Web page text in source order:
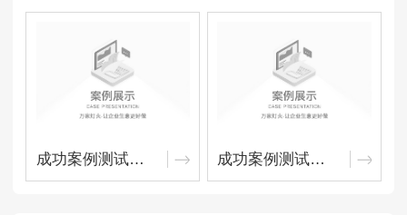
成功案例测试资料4 成功案例测试资料成功案例测试资料成功案例测试资料成功案例测试资料成功案例测试资料成功案例测试资料成功案例测试资料成功案例测试资料成功案例测试资料3